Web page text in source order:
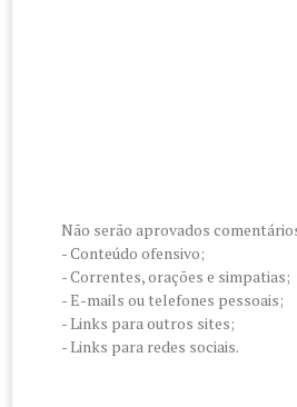
Não serão aprovados
- Conteúdo ofensivo;
- Correntes, orações e simpatias;
- E-mails ou telefones pessoais;
- Links para outros sites;
- Links para redes sociais.